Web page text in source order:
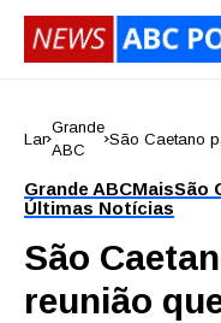
Lar
Grande
ABC
São Caetano
Grande ABCMaisSão
Últimas Notícias
São
reunião